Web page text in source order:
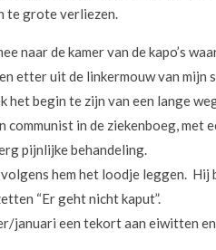
te grote verliezen.
naar de kamer van de kapo’s
etter uit de linkermouw van mijn
begin te zijn van een lange
in de ziekenboeg, met
pijnlijke behandeling.
hem het loodje leggen.
“Er geht nicht kaput”.
januari een tekort aan eiwitten